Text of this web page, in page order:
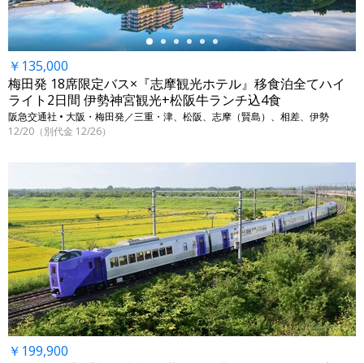
￥135,000
梅田発 18席限定バス×『志摩観光ホテル』移食泊全てハイ
ライト2日間 伊勢神宮観光+松阪牛ランチ込4食
阪急交通社 • 大阪・梅田発／三重・津、松阪、志摩（賢島）、相差、伊勢
12/20（別代金 12/26）
￥199,900